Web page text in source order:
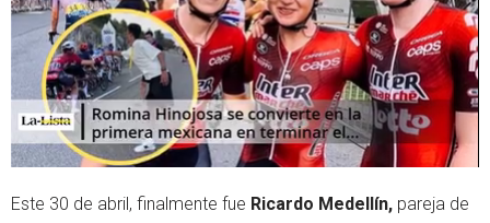
Este 30 de abril, finalmente fue Ricardo Medellín, pareja de